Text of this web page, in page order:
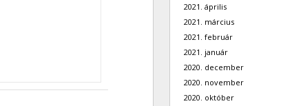
2021. április
2021. március
2021. február
2021. január
2020. december
2020. november
2020. október